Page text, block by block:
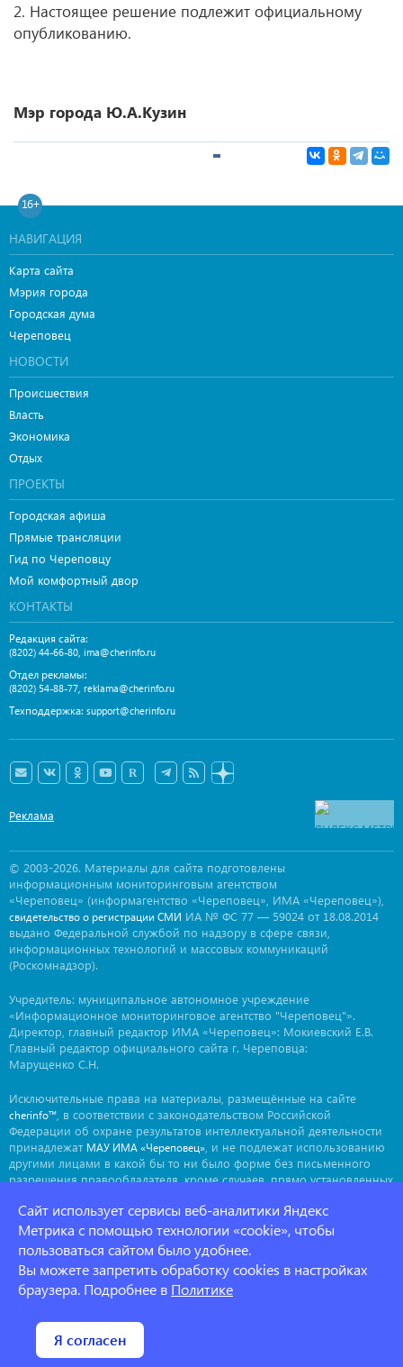
2. Настоящее решение подлежит официальному
опубликованию.
Мэр города Ю.А.Кузин
16+
НАВИГАЦИЯ
Карта сайта
Мэрия города
Городская дума
Череповец
НОВОСТИ
Происшествия
Власть
Экономика
Отдых
ПРОЕКТЫ
Городская афиша
Прямые трансляции
Гид по Череповцу
Мой комфортный двор
КОНТАКТЫ
Редакция сайта:
(8202) 44-66-80, ima@cherinfo.ru
Отдел рекламы:
(8202) 54-88-77, reklama@cherinfo.ru
Техподдержка: support@cherinfo.ru
Реклама
© 2003-2026. Материалы для сайта подготовлены
информационным мониторинговым агентством
«Череповец» (информагентство «Череповец», ИМА «Череповец»),
свидетельство о регистрации СМИ ИА № ФС 77 — 59024 от 18.08.2014
выдано Федеральной службой по надзору в сфере связи,
информационных технологий и массовых коммуникаций
(Роскомнадзор).
Учредитель: муниципальное автономное учреждение
«Информационное мониторинговое агентство "Череповец"».
Директор, главный редактор ИМА «Череповец»: Мокиевский Е.В.
Главный редактор официального сайта г. Череповца:
Марущенко С.Н.
Исключительные права на материалы, размещённые на сайте
cherinfo™ , в соответствии с законодательством Российской
Федерации об охране результатов интеллектуальной деятельности
принадлежат МАУ ИМА «Череповец» , и не подлежат использованию
другими лицами в какой бы то ни было форме без письменного
разрешения правообладателя, кроме случаев, прямо установленных
ima@cherinfo.ru. Мнение авторов может не совпадать с мнением
редакции.
При использовании материалов сайтаcherinfo™
является прямая, открытая для индексации гиперссылка на
страницу, с которой материал заимствован. Гиперссылка должна
размещаться непосредственно в тексте, воспроизводящем
оригинальный материал
Политика конфеденциальности
Сайт использует сервисы веб-аналитики Яндекс
Метрика с помощью технологии «cookie», чтобы
пользоваться сайтом было удобнее.
Вы можете запретить обработку cookies в настройках
браузера. Подробнее в Политике